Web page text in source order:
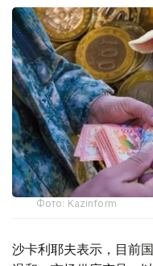
Фото: Kazinform
沙卡利耶夫表示，目前